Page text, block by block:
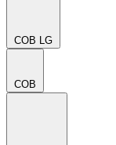
COB LG
COB